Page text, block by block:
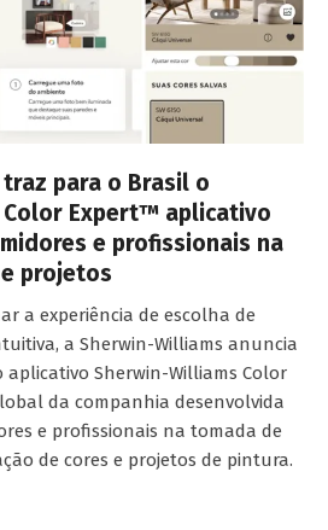
para o Brasil o
Expert™ aplicativo
e profissionais na
projetos
a experiência de escolha de
a Sherwin-Williams anuncia
aplicativo Sherwin-Williams Color
da companhia desenvolvida
e profissionais na tomada de
de cores e projetos de pintura.